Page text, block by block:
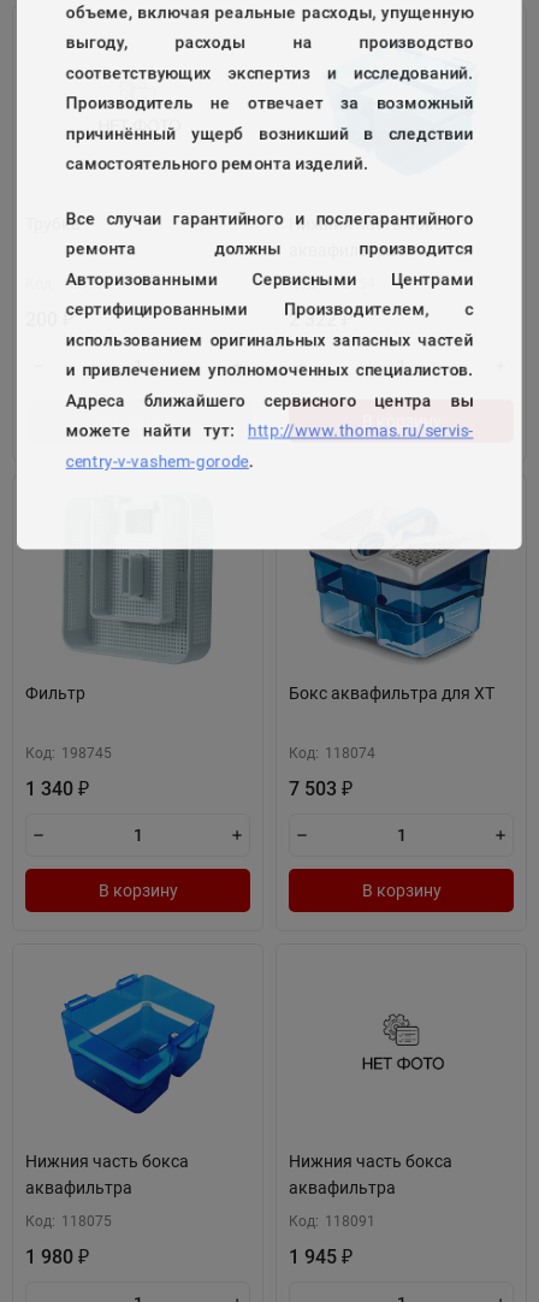
объеме, включая реальные расходы, упущенную
выгоду, расходы на производство
соответствующих экспертиз и исследований.
Производитель не отвечает за возможный
причинённый ущерб возникший в следствии
самостоятельного ремонта изделий.
Все случаи гарантийного и послегарантийного
ремонта должны производится
Авторизованными Сервисными Центрами
сертифицированными Производителем, с
использованием оригинальных запасных частей
и привлечением уполномоченных специалистов.
Адреса ближайшего сервисного центра вы
можете найти тут: http://www.thomas.ru/servis-
centry-v-vashem-gorode
Трубка
139908
₽
В корзину
Нижния часть бокса
аквафильтра
Код: 118154
2 322 ₽
В корзину
Фильтр
Код: 198745
1 340 ₽
В корзину
Бокс аквафильтра для XT
Код: 118074
7 503 ₽
В корзину
Нижния часть бокса
аквафильтра
Код: 118075
1 980 ₽
Нижния часть бокса
аквафильтра
Код: 118091
1 945 ₽